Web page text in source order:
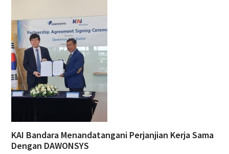
KAI Bandara Menandatangani Perjanjian Kerja Sama
Dengan DAWONSYS